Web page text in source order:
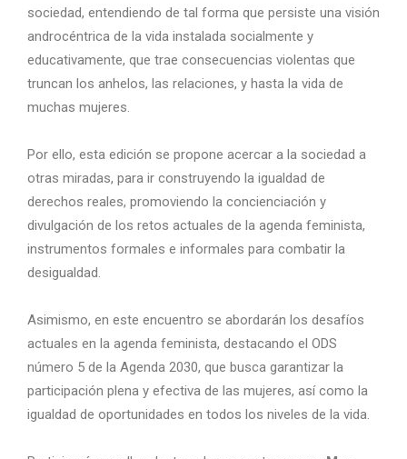
sociedad, entendiendo de tal forma que persiste una visión
androcéntrica de la vida instalada socialmente y
educativamente, que trae consecuencias violentas que
truncan los anhelos, las relaciones, y hasta la vida de
muchas mujeres.
Por ello, esta edición se propone acercar a la sociedad a
otras miradas, para ir construyendo la igualdad de
derechos reales, promoviendo la concienciación y
divulgación de los retos actuales de la agenda feminista,
instrumentos formales e informales para combatir la
desigualdad.
Asimismo, en este encuentro se abordarán los desafíos
actuales en la agenda feminista, destacando el ODS
número 5 de la Agenda 2030, que busca garantizar la
participación plena y efectiva de las mujeres, así como la
igualdad de oportunidades en todos los niveles de la vida.